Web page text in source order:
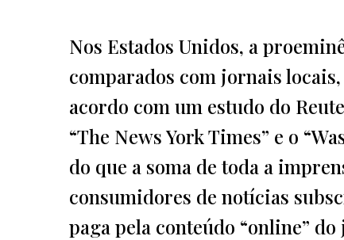
Nos Estados Unidos, a
comparados com jornais
acordo com um estudo do
“The News York Times” e o
do que a soma de toda a
consumidores de notícias
paga pela conteúdo “online”